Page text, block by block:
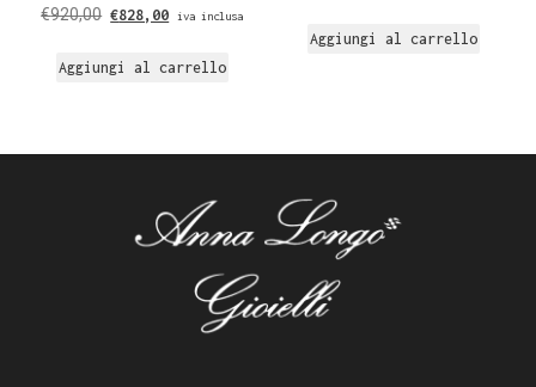
€920,00 €828,00 iva inclusa
Aggiungi al carrello
Aggiungi al carrello